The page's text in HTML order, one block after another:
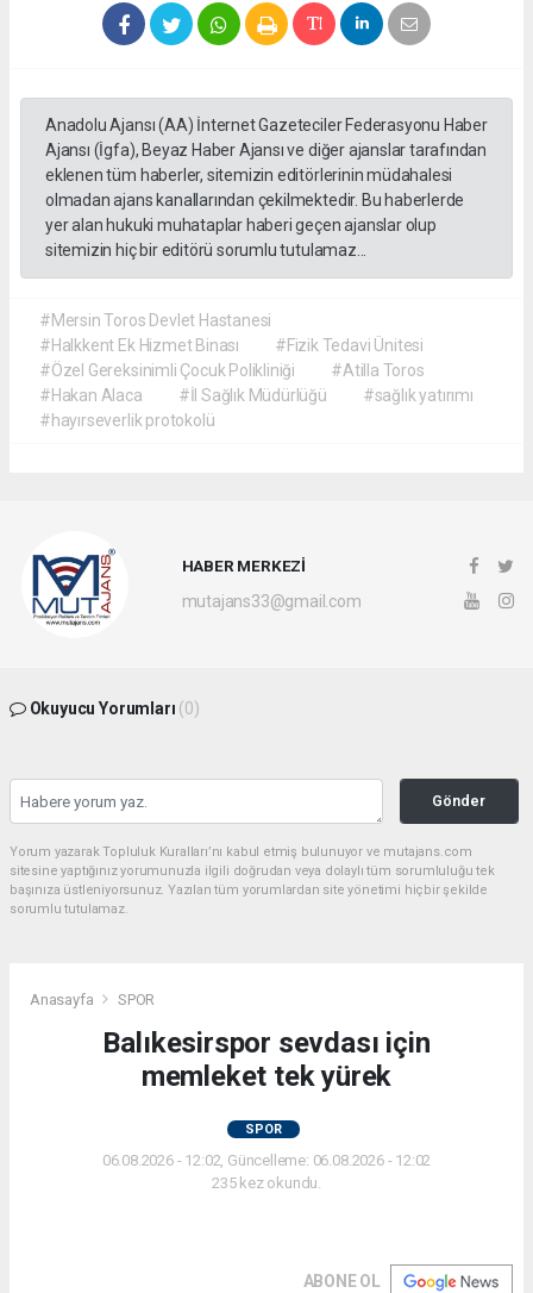
Anadolu Ajansı (AA) İnternet Gazeteciler Federasyonu Haber
Ajansı (İgfa), Beyaz Haber Ajansı ve diğer ajanslar tarafından
eklenen tüm haberler, sitemizin editörlerinin müdahalesi
olmadan ajans kanallarından çekilmektedir. Bu haberlerde
yer alan hukuki muhataplar haberi geçen ajanslar olup
sitemizin hiç bir editörü sorumlu tutulamaz...
#Mersin Toros Devlet Hastanesi
#Halkkent Ek Hizmet Binası
#Fizik Tedavi Ünitesi
#Özel Gereksinimli Çocuk Polikliniği
#Atilla Toros
#Hakan Alaca
#İl Sağlık Müdürlüğü
#sağlık yatırımı
#hayırseverlik protokolü
HABER MERKEZİ
mutajans33@gmail.com
Okuyucu Yorumları (0)
Gönder
Yorum yazarak Topluluk Kuralları’nı kabul etmiş bulunuyor ve mutajans.com
sitesine yaptığınız yorumunuzla ilgili doğrudan veya dolaylı tüm sorumluluğu tek
başınıza üstleniyorsunuz. Yazılan tüm yorumlardan site yönetimi hiçbir şekilde
sorumlu tutulamaz.
Anasayfa SPOR
Balıkesirspor sevdası için
memleket tek yürek
SPOR
06.08.2026 - 12:02, Güncelleme: 06.08.2026 - 12:02
235 kez okundu.
ABONE OL